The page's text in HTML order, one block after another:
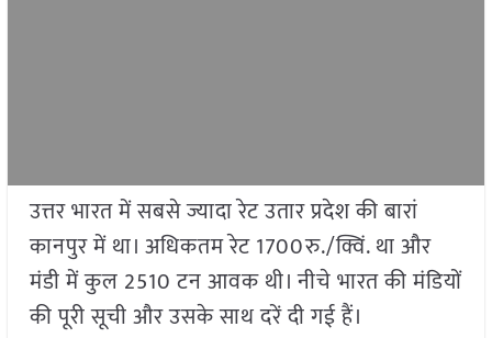
उत्तर भारत में सबसे ज्यादा रेट उतार प्रदेश की बारां
कानपुर में था। अधिकतम रेट 1700रु./क्विं. था और
मंडी में कुल 2510 टन आवक थी। नीचे भारत की मंडियों
की पूरी सूची और उसके साथ दरें दी गई हैं।